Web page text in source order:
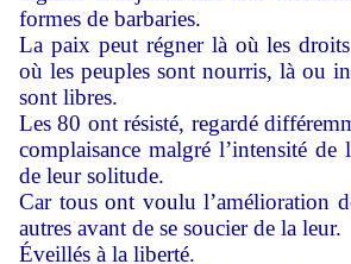
formes de barbaries.
La paix peut régner là où les droits
où les peuples sont nourris, là ou
sont libres.
Les 80 ont résisté, regardé
complaisance malgré l’intensité de
de leur solitude.
Car tous ont voulu l’amélioration
autres avant de se soucier de la leur.
Éveillés à la liberté.